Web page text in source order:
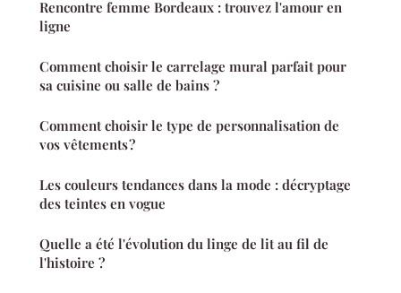
Rencontre femme Bordeaux : trouvez l'amour en
ligne
Comment choisir le carrelage mural parfait pour
sa cuisine ou salle de bains ?
Comment choisir le type de personnalisation de
vos vêtements ?
Les couleurs tendances dans la mode : décryptage
des teintes en vogue
Quelle a été l'évolution du linge de lit au fil de
l'histoire ?